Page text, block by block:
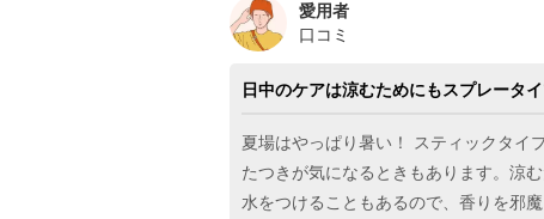
愛用者
口コミ
日中のケアは涼むためにもスプレータ
夏場はやっぱり暑い！ スティックタイ
たつきが気になるときもあります。涼
水をつけることもあるので、香りを邪